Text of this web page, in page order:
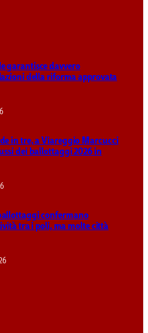
garantisce davvero
della riforma approvata
in tre, a Viareggio Marcucci
dei ballottaggi 2026 in
confermano
tra i poli, ma molte città